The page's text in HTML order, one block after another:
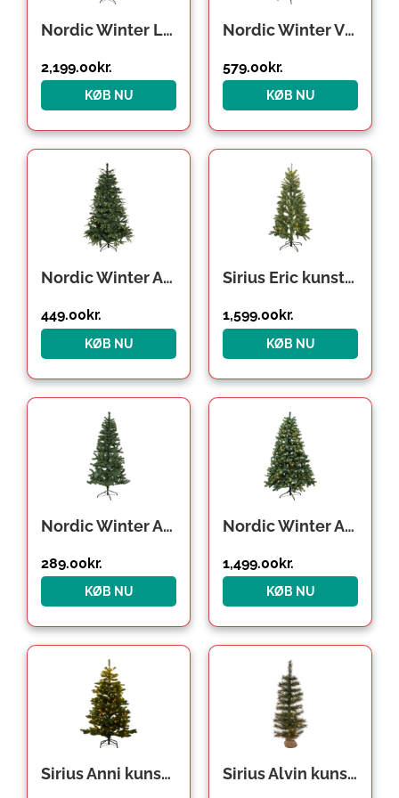
Nordic Winter Lifa kunstigt juletræ med lys, 260 x 170 cm
2,199.00kr.
KØB NU
Nordic Winter Vigga kunstigt juletræ med lys, 140 x 96 cm
579.00kr.
KØB NU
Nordic Winter Alva kunstigt juletræ, 140 x 96 cm
449.00kr.
KØB NU
Sirius Eric kunstigt juletræ med lys, 150 cm
1,599.00kr.
KØB NU
Nordic Winter Alf kunstigt juletræ, 170 x 90 cm
289.00kr.
KØB NU
Nordic Winter Aske kunstigt juletræ med lys, 210 x 138 cm
1,499.00kr.
KØB NU
Sirius Anni kunstigt juletræ med lys, 150 cm Sirius Alvin kunstigt juletræ med lys, 90 cm